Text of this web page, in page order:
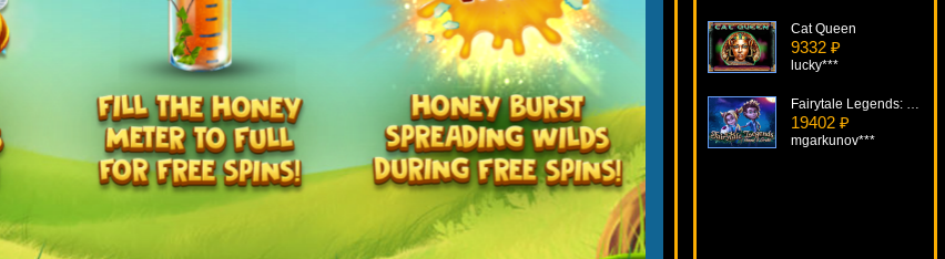
Cat Queen
9332 ₽
lucky***
Fairytale Legends: Hansel & Gretel
19402 ₽
mgarkunov***